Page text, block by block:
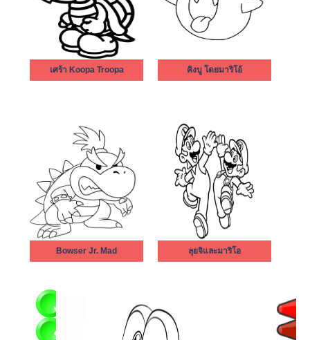
เศร้า Koopa Troopa คิงบู โดยมาริโอ้
Bowser Jr. Mad ลุยจิและมาริโอ